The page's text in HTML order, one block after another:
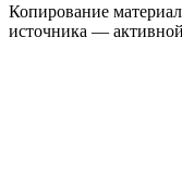
Копирование
источника —